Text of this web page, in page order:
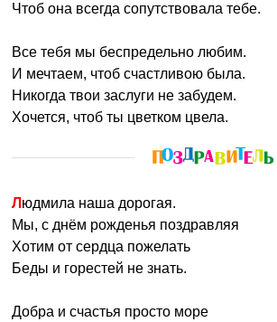
Чтоб она всегда сопутствовала тебе.
Все тебя мы беспредельно любим.
И мечтаем, чтоб счастливою была.
Никогда твои заслуги не забудем.
Хочется, чтоб ты цветком цвела.
Людмила наша дорогая.
Мы, с днём рожденья поздравляя
Хотим от сердца пожелать
Беды и горестей не знать.
Добра и счастья просто море